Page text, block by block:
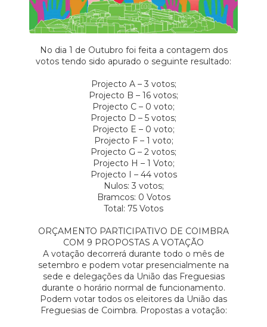
No dia 1 de Outubro foi feita a contagem dos
votos tendo sido apurado o seguinte resultado:
Projecto A – 3 votos;
Projecto B – 16 votos;
Projecto C – 0 voto;
Projecto D – 5 votos;
Projecto E – 0 voto;
Projecto F – 1 voto;
Projecto G – 2 votos;
Projecto H – 1 Voto;
Projecto I – 44 votos
Nulos: 3 votos;
Bramcos: 0 Votos
Total: 75 Votos
ORÇAMENTO PARTICIPATIVO DE COIMBRA
COM 9 PROPOSTAS A VOTAÇÃO
A votação decorrerá durante todo o mês de
setembro e podem votar presencialmente na
sede e delegações da União das Freguesias
durante o horário normal de funcionamento.
Podem votar todos os eleitores da União das
Freguesias de Coimbra. Propostas a votação: